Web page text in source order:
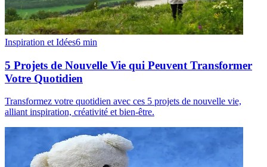
Inspiration et Idées6 min
5 Projets de Nouvelle Vie qui Peuvent Transformer
Votre Quotidien
Transformez votre quotidien avec ces 5 projets de nouvelle vie,
alliant inspiration, créativité et bien-être.